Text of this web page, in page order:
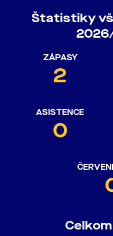
Štatistiky
ZÁPASY
2
ASISTENCE
0